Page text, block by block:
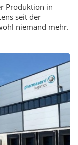
Produktion in
seit der
niemand mehr.